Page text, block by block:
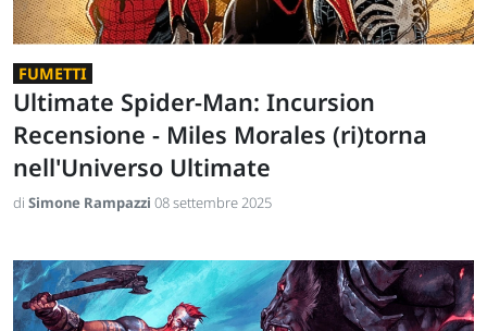
FUMETTI
Ultimate Spider-Man: Incursion
Recensione - Miles Morales (ri)torna
nell'Universo Ultimate
di Simone Rampazzi 08 settembre 2025